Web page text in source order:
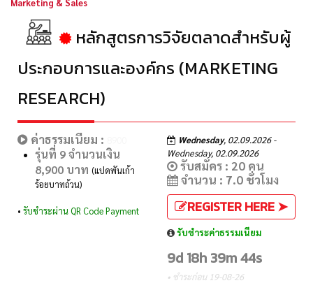
Marketing & Sales
หลักสูตรการวิจัยตลาดสำหรับผู้
ประกอบการและองค์กร (MARKETING
RESEARCH)
ค่าธรรมเนียม :
รุ่นที่ 9 จำนวนเงิน
8,900 บาท (แปดพันเก้า
ร้อยบาทถ้วน)
• รับชำระผ่าน QR Code Payment
Wednesday, 02.09.2026 -
Wednesday, 02.09.2026
รับสมัคร : 20 คน
จำนวน : 7.0 ชั่วโมง
REGISTER HERE ➤
รับชำระค่าธรรมเนียม
9d 18h 39m 44s
• ชำระก่อน 19-08-26